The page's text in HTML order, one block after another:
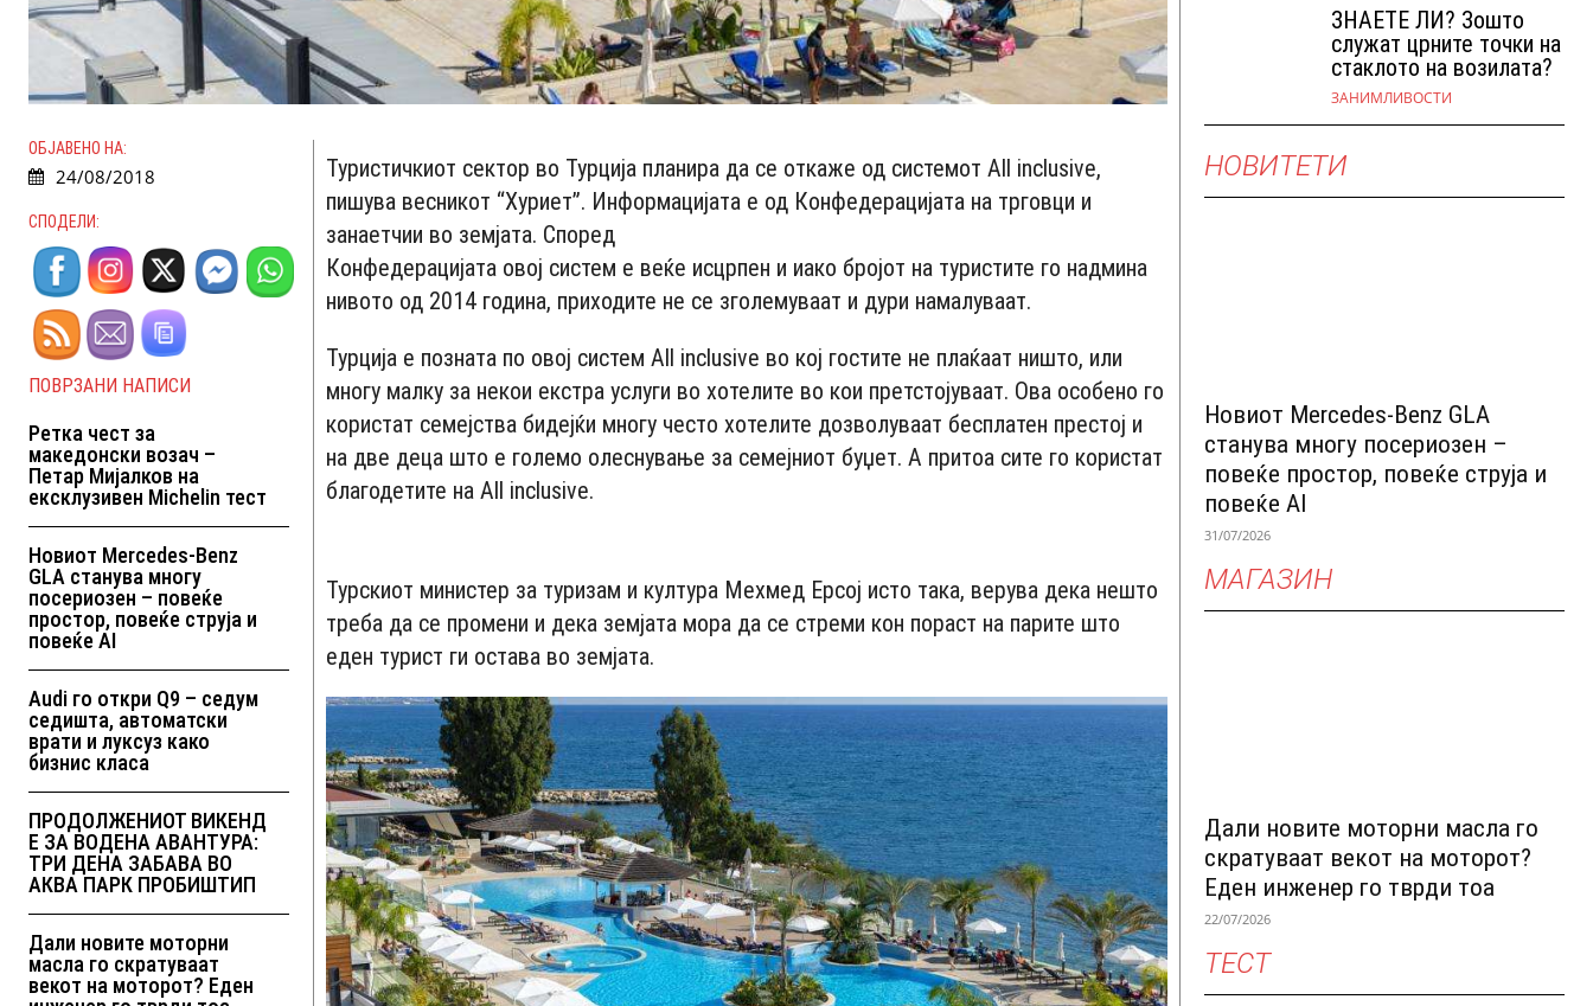
ОБЈАВЕНО НА:
24/08/2018
СПОДЕЛИ:
ПОВРЗАНИ НАПИСИ
Ретка чест за
македонски возач –
Петар Мијалков на
ексклузивен Michelin тест
Новиот Mercedes-Benz
GLA станува многу
посериозен – повеќе
простор, повеќе струја и
повеќе AI
Audi го откри Q9 – седум
седишта, автоматски
врати и луксуз како
бизнис класа
ПРОДОЛЖЕНИОТ ВИКЕНД
Е ЗА ВОДЕНА АВАНТУРА:
ТРИ ДЕНА ЗАБАВА ВО
АКВА ПАРК ПРОБИШТИП
Дали новите моторни
масла го скратуваат
векот на моторот? Еден
Туристичкиот сектор во Турција планира да се откаже од системот Аll inclusive,
пишува весникот “Хуриет”. Информациjaта е од Конфедерацијата на трговци и
занаетчии во земјата. Според
Конфедерацијата овој систем е веќе исцрпен и иако бројот на туристите го надмина
нивото од 2014 година, приходите не се зголемуваат и дури намалуваат.
Турција е позната по овој систем All inclusive во кој гостите не плаќаат ништо, или
многу малку за некои екстра услуги во хотелите во кои претстојуваат. Ова особено го
користат семејства бидејќи многу често хотелите дозволуваат бесплатен престој и
на две деца што е големо олеснување за семејниот буџет. А притоа сите го користат
благодетите на All inclusive.
Турскиот министер за туризам и култура Мехмед Ерсој исто така, верува дека нешто
треба да се промени и дека земјата мора да се стреми кон пораст на парите што
еден турист ги остава во земјата.
ЗНАЕТЕ ЛИ? Зошто
служат црните точки на
стаклото на возилата?
ЗАНИМЛИВОСТИ
НОВИТЕТИ
Новиот Mercedes-Benz GLA
станува многу посериозен –
повеќе простор, повеќе струја и
повеќе AI
31/07/2026
МАГАЗИН
Дали новите моторни масла го
скратуваат векот на моторот?
Еден инженер го тврди тоа
22/07/2026
ТЕСТ